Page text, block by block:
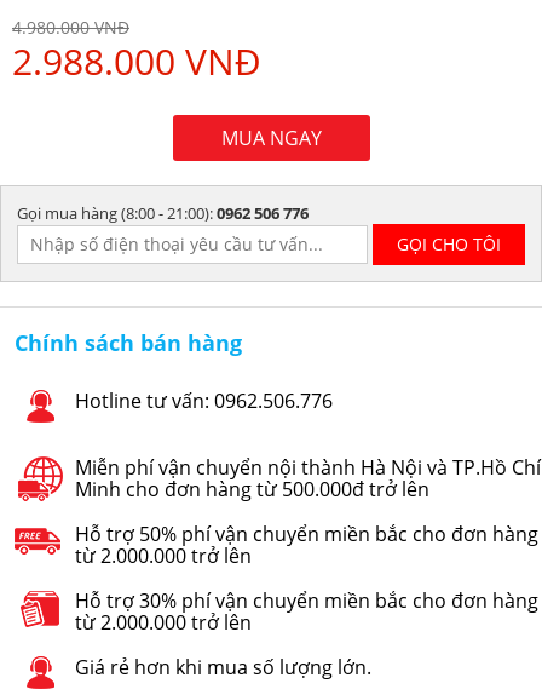
Tình trạng:Còn hàng
4.980.000 VNĐ
2.988.000 VNĐ
MUA NGAY
Gọi mua hàng (8:00 - 21:00):0962 506 776
Chính sách bán hàng
Hotline tư vấn: 0962.506.776
Miễn phí vận chuyển nội thành Hà Nội và TP.Hồ Chí
Minh cho đơn hàng từ 500.000đ trở lên
Hỗ trợ 50% phí vận chuyển miền bắc cho đơn hàng
từ 2.000.000 trở lên
Hỗ trợ 30% phí vận chuyển miền bắc cho đơn hàng
từ 2.000.000 trở lên